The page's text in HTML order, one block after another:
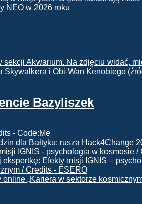
NEO w 2026 roku
Bazyliszek
dla Bałtyku: rusza Hack4Change
ekspertkę: Efekty misji IGNIS –
online „Kariera w sektorze